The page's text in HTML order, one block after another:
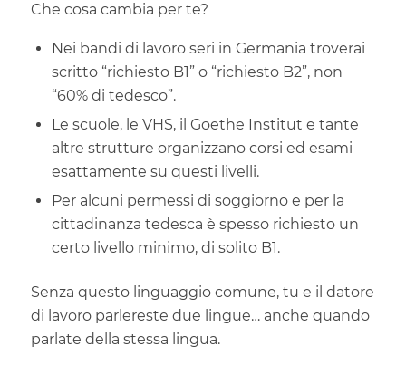
Che cosa cambia per te?
Nei bandi di lavoro seri in Germania troverai
scritto “richiesto B1” o “richiesto B2”, non
“60% di tedesco”.
Le scuole, le VHS, il Goethe Institut e tante
altre strutture organizzano corsi ed esami
esattamente su questi livelli.
Per alcuni permessi di soggiorno e per la
cittadinanza tedesca è spesso richiesto un
certo livello minimo, di solito B1.
Senza questo linguaggio comune, tu e il datore
di lavoro parlereste due lingue… anche quando
parlate della stessa lingua.